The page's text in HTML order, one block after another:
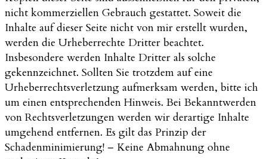
nicht kommerziellen Gebrauch gestattet. Soweit die
Inhalte auf dieser Seite nicht von mir erstellt wurden,
werden die Urheberrechte Dritter beachtet.
Insbesondere werden Inhalte Dritter als solche
gekennzeichnet. Sollten Sie trotzdem auf eine
Urheberrechtsverletzung aufmerksam werden, bitte ich
um einen entsprechenden Hinweis. Bei Bekanntwerden
von Rechtsverletzungen werden wir derartige Inhalte
umgehend entfernen. Es gilt das Prinzip der
Schadenminimierung! – Keine Abmahnung ohne